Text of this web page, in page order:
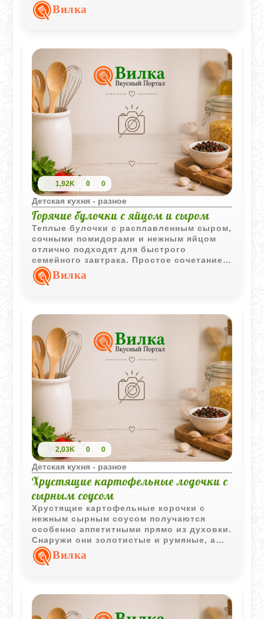
нежными благодаря яично-молочной
смеси.Вилка
1,92K 0 0
Детская кухня - разное
Горячие булочки с яйцом и сыром
Теплые булочки с расплавленным сыром,
сочными помидорами и нежным яйцом
отлично подходят для быстрого
семейного завтрака. Простое сочетание
продуктов делает блюдо сытным, мягким
и особенно уютным для детского меню.
Вилка
2,03K 0 0
Детская кухня - разное
Хрустящие картофельные лодочки с
сырным соусом
Хрустящие картофельные корочки с
нежным сырным соусом получаются
особенно аппетитными прямо из духовки.
Снаружи они золотистые и румяные, а
внутри сохраняют мягкость и отлично
подходят для уютного семейного
Вилка